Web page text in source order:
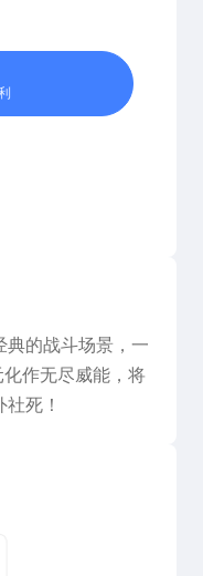
典的战斗场景，一
作无尽威能，将
死！